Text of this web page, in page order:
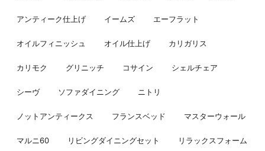
アンティーク仕上げ イームズ エーフラット
オイルフィニッシュ オイル仕上げ カリガリス
カリモク グリニッチ コサイン シェルチェア
シーヴ ソファダイニング ニトリ
ノットアンティークス フランスベッド マスターウォール
マルニ60 リビングダイニングセット リラックスフォーム